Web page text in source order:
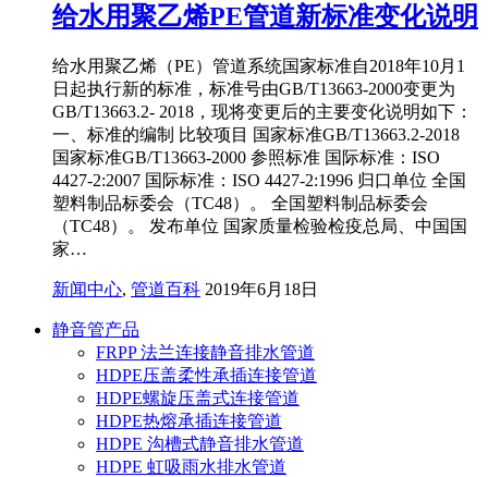
给水用聚乙烯PE管道新标准变化说明
给水用聚乙烯（PE）管道系统国家标准自2018年10月1
日起执行新的标准，标准号由GB/T13663-2000变更为
GB/T13663.2- 2018，现将变更后的主要变化说明如下：
一、标准的编制 比较项目 国家标准GB/T13663.2-2018
国家标准GB/T13663-2000 参照标准 国际标准：ISO
4427-2:2007 国际标准：ISO 4427-2:1996 归口单位 全国
塑料制品标委会（TC48）。 全国塑料制品标委会
（TC48）。 发布单位 国家质量检验检疫总局、中国国
家…
新闻中心, 管道百科 2019年6月18日
静音管产品
FRPP 法兰连接静音排水管道
HDPE压盖柔性承插连接管道
HDPE螺旋压盖式连接管道
HDPE热熔承插连接管道
HDPE 沟槽式静音排水管道
HDPE 虹吸雨水排水管道